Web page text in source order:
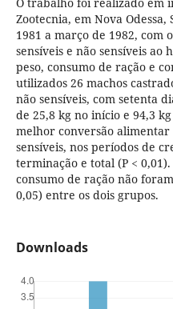
Zootecnia, em Nova
1981 a março de 1982, com
sensíveis e não sensíveis ao
peso, consumo de ração e
utilizados 26 machos
não sensíveis, com setenta
de 25,8 kg no início e 94,3
melhor conversão alimentar
sensíveis, nos períodos de
terminação e total (P <
consumo de ração não
0,05) entre os dois grupos.
Downloads